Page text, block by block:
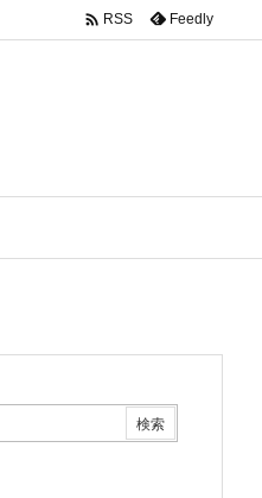
 RSS Feedly